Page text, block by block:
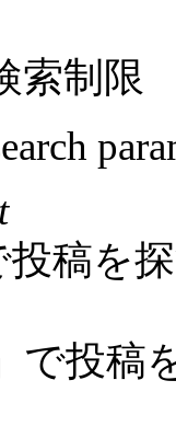
索制限
投稿を
で投稿